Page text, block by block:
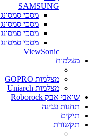
SAMSUNG
מסכי סמסונג 24 אינץ
מסכי סמסונג 27 אינץ
מסכי סמסונג 32-49 אינץ
מסכי סמסונג 4k
ViewSonic
מצלמות
מצלמות GOPRO
מצלמות Uniarch
שואבי אבק Roborock
תחנות עגינה
תיקים
תקשורת